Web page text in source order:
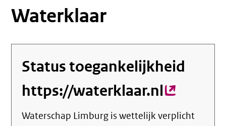
Waterklaar
Status toegankelijkheid
https://waterklaar.nl(externe
link)
Waterschap Limburg is wettelijk verplicht